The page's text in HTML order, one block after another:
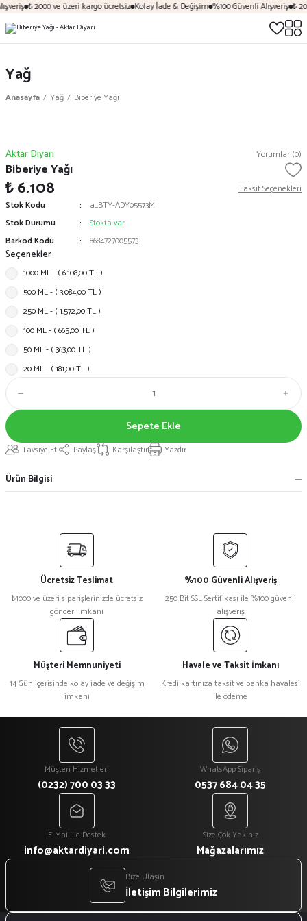
₺ 2000 ve üzeri kargo ücretsiz Kolay İade & Değişim %100 Güvenli Alışveriş ₺
Yağ
Anasayfa Yağ Biberiye Yağı
Aktar Diyarı Yorumlar (0)
Biberiye Yağı
₺ 6.108
Taksit Seçenekleri
Stok Kodu
a_BTY-ADY05573M
Stok Durumu
Stokta var
Barkod Kodu
8684727005573
Seçenekler
1000 ML - ( 6.108,00 TL )
500 ML - ( 3.084,00 TL )
250 ML - ( 1.572,00 TL )
100 ML - ( 665,00 TL )
50 ML - ( 363,00 TL )
20 ML - ( 181,00 TL )
Sepete Ekle
Tavsiye Et Paylaş Karşılaştır Yazdır
Ürün Bilgisi
Ücretsiz Teslimat
₺1000 ve üzeri siparişlerinizde ücretsiz
gönderi imkanı
%100 Güvenli Alışveriş
250 Bit SSL Sertifikası ile %100 güvenli
alışveriş
Müşteri Memnuniyeti
14 Gün içerisinde kolay iade ve değişim
imkanı
Havale ve Taksit İmkanı
Kredi kartınıza taksit ve banka havalesi
ile ödeme
Müşteri Hizmetleri
(0232) 700 03 33
WhatsApp Sipariş
0537 684 04 35
E-Mail ile Destek
info@aktardiyari.com
Size Çok Yakınız
Mağazalarımız
Bize Ulaşın
İletişim Bilgilerimiz